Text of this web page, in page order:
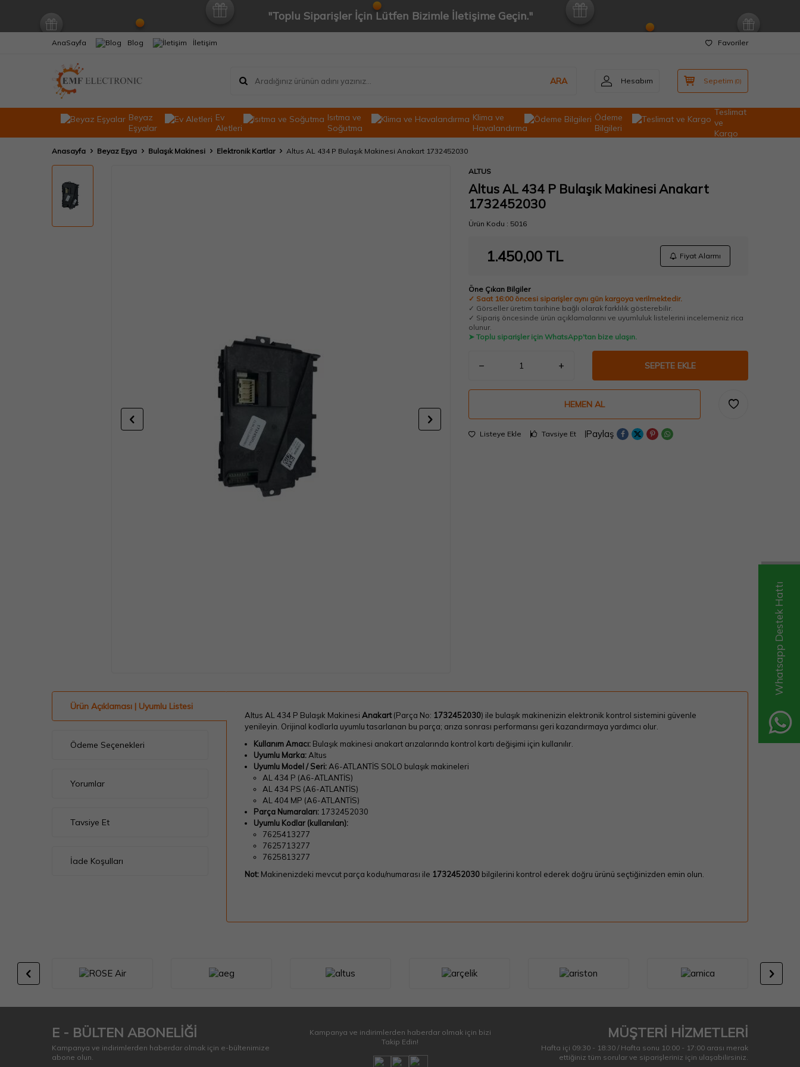
Whatsapp Destek Hattı
"Toplu Siparişler İçin Lütfen Bizimle İletişime Geçin."
AnaSayfa Blog İletişim Favoriler
ARA Hesabım Sepetim (0)
Beyaz
Eşyalar
Ev
Aletleri
Isıtma ve
Soğutma
Klima ve
Havalandırma
Ödeme
Bilgileri
Teslimat
ve
Kargo
Anasayfa Beyaz Eşya Bulaşık Makinesi Elektronik Kartlar Altus AL 434 P Bulaşık Makinesi Anakart 1732452030
ALTUS
Altus AL 434 P Bulaşık Makinesi Anakart
1732452030
Ürün Kodu : 5016
1.450,00 TL Fiyat Alarmı
Öne Çıkan Bilgiler
✓ Saat 16:00 öncesi siparişler aynı gün kargoya verilmektedir.
✓ Görseller üretim tarihine bağlı olarak farklılık gösterebilir.
✓ Sipariş öncesinde ürün açıklamalarını ve uyumluluk listelerini incelemeniz rica
olunur.
➤ Toplu siparişler için WhatsApp'tan bize ulaşın.
SEPETE EKLE
HEMEN AL
Listeye Ekle Tavsiye Et Paylaş
Ürün Açıklaması | Uyumlu Listesi
Ödeme Seçenekleri
Yorumlar
Tavsiye Et
İade Koşulları
Altus AL 434 P Bulaşık Makinesi Anakart(Parça No: 1732452030) ile bulaşık makinenizin elektronik kontrol sistemini güvenle
yenileyin. Orijinal kodlarla uyumlu tasarlanan bu parça; arıza sonrası performansı geri kazandırmaya yardımcı olur.
Kullanım Amacı:Bulaşık makinesi anakart arızalarında kontrol kartı değişimi için kullanılır.
Uyumlu Marka:Altus
Uyumlu Model / Seri:A6-ATLANTİS SOLO bulaşık makineleri
AL 434 P (A6-ATLANTİS)
AL 434 PS (A6-ATLANTİS)
AL 404 MP (A6-ATLANTİS)
Parça Numaraları:1732452030
Uyumlu Kodlar (kullanılan):
7625413277
7625713277
7625813277
Not:Makinenizdeki mevcut parça kodu/numarası ile 1732452030bilgilerini kontrol ederek doğru ürünü seçtiğinizden emin olun.
E - BÜLTEN ABONELİĞİ
Kampanya ve indirimlerden haberdar olmak için e-bültenimize
abone olun.
Kampanya ve indirimlerden haberdar olmak için bizi
Takip Edin!
MÜŞTERİ HİZMETLERİ
Hafta içi 09:30 - 18:30 / Hafta sonu 10:00 - 17:00 arası merak
ettiğiniz tüm sorular ve siparişleriniz için ulaşabilirsiniz.